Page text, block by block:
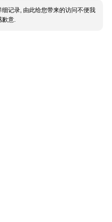
记录, 由此给您带来的访问不便我
歉意.